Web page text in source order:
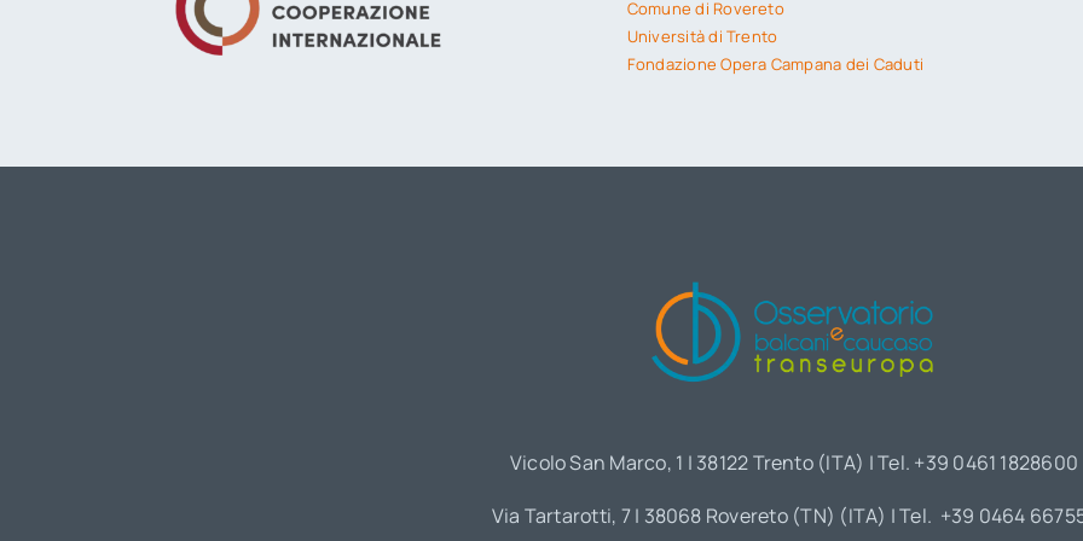
Comune di Rovereto
Università di Trento
Fondazione Opera Campana dei Caduti
Vicolo San Marco, 1 | 38122 Trento (ITA) | Tel. +39 0461 1828600
Via Tartarotti, 7 | 38068 Rovereto (TN) (ITA) | Tel. +39 0464